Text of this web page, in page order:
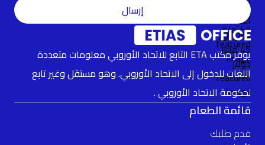
إرسال
يوفر مكتب ETA التابع للاتحاد الأوروبي معلومات متعددة
اللغات للدخول إلى الاتحاد الأوروبي. وهو مستقل وغير تابع
لحكومة الاتحاد الأوروبي .
قائمة الطعام
قدم طلبك